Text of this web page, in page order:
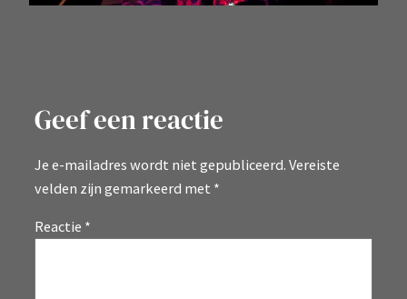
Geef een reactie
Je e-mailadres wordt niet gepubliceerd. Vereiste
velden zijn gemarkeerd met *
Reactie *